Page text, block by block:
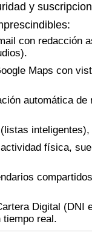
y
con redacción
Maps con
automática
física,
Digital (DNI
tiempo real.